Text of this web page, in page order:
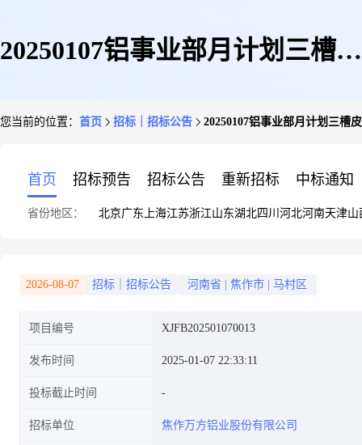
20250107铝事业部月计划三槽皮
您当前的位置： 首页 招标｜招标公告 20250107铝事业部月计划三槽
首页 招标预告 招标公告 重新招标 中标通知
省份地区： 北京广东 上海江苏浙江山东湖北四川 河北河南天津山
2026-08-07 招标｜招标公告 河南省 焦作市 马村区
项目编号 XJFB202501070013
发布时间 2025-01-07 22:33:11
投标截止时间
招标单位 焦作万方铝业股份有限公司